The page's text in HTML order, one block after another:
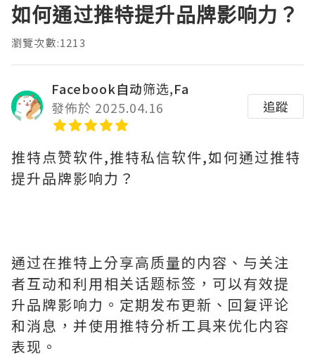
如何通过推特提升品牌影响力？
瀏覽次數:1213
Facebook自动筛选,Fa
發佈於 2025.04.16
追蹤
推特点赞软件,推特私信软件,如何通过推特
提升品牌影响力？
通过在推特上分享高质量的内容、与关注
者互动和利用相关话题标签，可以有效提
升品牌影响力。定期发布更新、回复评论
和消息，并使用推特分析工具来优化内容
表现。